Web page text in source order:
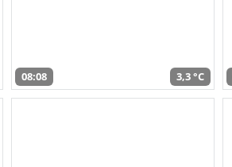
08:08 3,3 °C